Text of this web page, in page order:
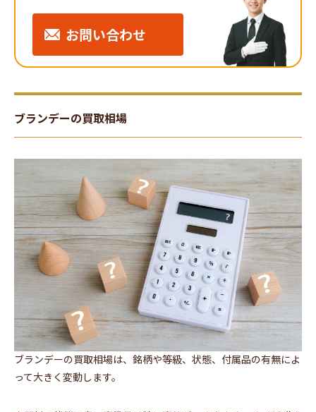
お問い合わせ
ブランデーの買取相場
ブランデーの買取相場は、銘柄や等級、状態、付属品の有無によ
って大きく変動します。